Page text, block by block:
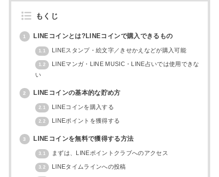
もくじ
1 LINEコインとは?LINEコインで購入できるもの
1.1 LINEスタンプ・絵文字／きせかえなどが購入可能
1.2
LINEマンガ・LINE MUSIC・LINE占いでは使用できな
い
2 LINEコインの基本的な貯め方
2.1 LINEコインを購入する
2.2 LINEポイントを獲得する
3 LINEコインを無料で獲得する方法
3.1 まずは、LINEポイントクラブへのアクセス
3.2 LINEタイムラインへの投稿